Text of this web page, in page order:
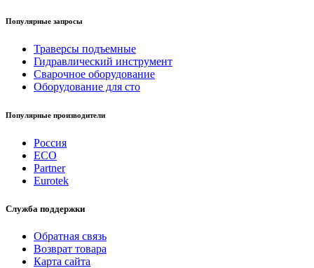
Популярные запросы
Траверсы подъемные
Гидравлический инструмент
Сварочное оборудование
Оборудование для сто
Популярные производители
Россия
ECO
Partner
Eurotek
Служба поддержки
Обратная связь
Возврат товара
Карта сайта